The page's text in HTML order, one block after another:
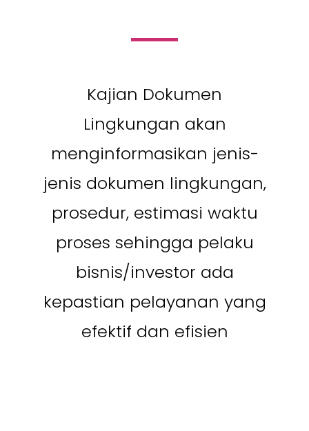
Kajian Dokumen
Lingkungan akan
menginformasikan jenis-
jenis dokumen lingkungan,
prosedur, estimasi waktu
proses sehingga pelaku
bisnis/investor ada
kepastian pelayanan yang
efektif dan efisien